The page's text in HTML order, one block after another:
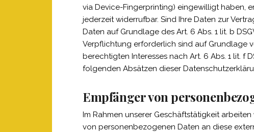
via Device-Fingerprinting) eingewilligt haben,
jederzeit widerrufbar. Sind Ihre Daten zur
Daten auf Grundlage des Art. 6 Abs. 1 lit. b
Verpflichtung erforderlich sind auf Grundlage
berechtigten Interesses nach Art. 6 Abs. 1 lit. f
folgenden Absätzen dieser
Empfänger von
Im Rahmen unserer Geschäftstätigkeit
von personenbezogenen Daten an diese